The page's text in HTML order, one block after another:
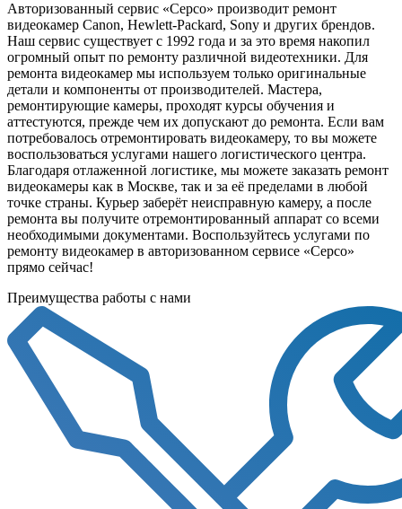
Авторизованный сервис «Серсо» производит ремонт
видеокамер Canon, Hewlett-Packard, Sony и других брендов.
Наш сервис существует с 1992 года и за это время накопил
огромный опыт по ремонту различной видеотехники. Для
ремонта видеокамер мы используем только оригинальные
детали и компоненты от производителей. Мастера,
ремонтирующие камеры, проходят курсы обучения и
аттестуются, прежде чем их допускают до ремонта. Если вам
потребовалось отремонтировать видеокамеру, то вы можете
воспользоваться услугами нашего логистического центра.
Благодаря отлаженной логистике, мы можете заказать ремонт
видеокамеры как в Москве, так и за её пределами в любой
точке страны. Курьер заберёт неисправную камеру, а после
ремонта вы получите отремонтированный аппарат со всеми
необходимыми документами. Воспользуйтесь услугами по
ремонту видеокамер в авторизованном сервисе «Серсо»
прямо сейчас!
Преимущества работы с нами